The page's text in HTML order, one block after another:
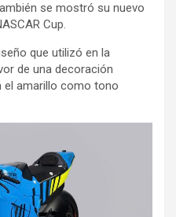
se mostró su nuevo
Cup.
que utilizó en la
de una decoración
el amarillo como tono